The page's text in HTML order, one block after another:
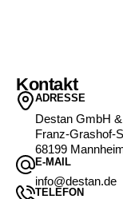
Kontakt
ADRESSE
Destan GmbH
Franz-Grashof-
68199
E-MAIL
info@destan.de
TELEFON